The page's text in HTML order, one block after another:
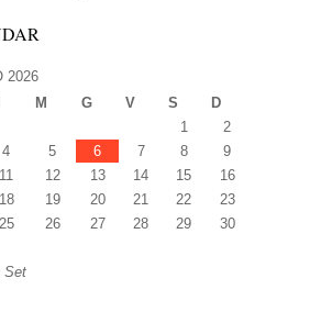
2026
M G V S D
Set
1
2
4 5 6 7 8
9
11 12 13 14 15
16
18 19 20 21 22
23
25 26 27 28 29
30